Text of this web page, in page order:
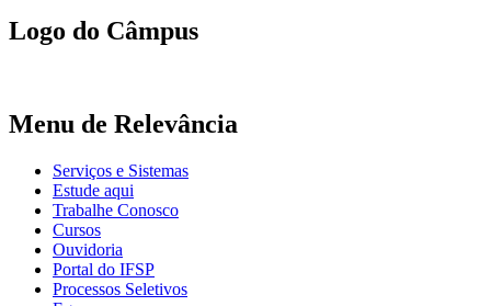
Logo do Câmpus
Menu de Relevância
Serviços e Sistemas
Estude aqui
Trabalhe Conosco
Cursos
Ouvidoria
Portal do IFSP
Processos Seletivos